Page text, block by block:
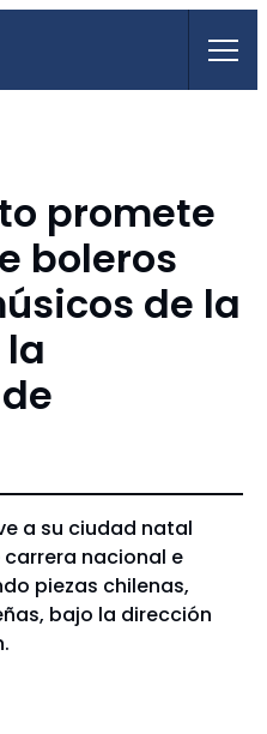
promete
boleros
de la
a su ciudad natal
nacional e
piezas chilenas,
bajo la dirección